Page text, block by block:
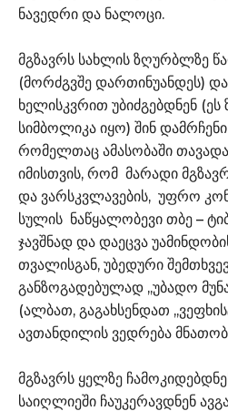
ნავედრი და ნალოცი.
მგზავრს სახლის ზღურბლზე
(მორძგვშე დართინუანდეს) და
ხელისკვრით უბიძგებდნენ (ეს
სიმბოლიკა იყო) შინ
რომელთაც ამასობაში
იმისთვის, რომ მარადი
და ვარსკვლავების, უფრო
სულის ნაწყალობევი თბე –
ჯავშნად და დაეცვა
თვალისგან, უბედური
განზოგადებულად ,,უბადო
(ალბათ, გაგახსენდათ
ავთანდილის ვედრება
მგზავრს ყელზე
საიღლიეში ჩაუკერავდნენ